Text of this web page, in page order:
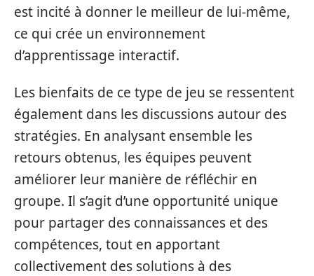
est incité à donner le meilleur de lui-même,
ce qui crée un environnement
d’apprentissage interactif.
Les bienfaits de ce type de jeu se ressentent
également dans les discussions autour des
stratégies. En analysant ensemble les
retours obtenus, les équipes peuvent
améliorer leur manière de réfléchir en
groupe. Il s’agit d’une opportunité unique
pour partager des connaissances et des
compétences, tout en apportant
collectivement des solutions à des